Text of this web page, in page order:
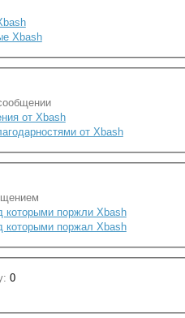
Xbash
от Xbash
от Xbash
которыми поржли Xbash
которыми поржал Xbash
0